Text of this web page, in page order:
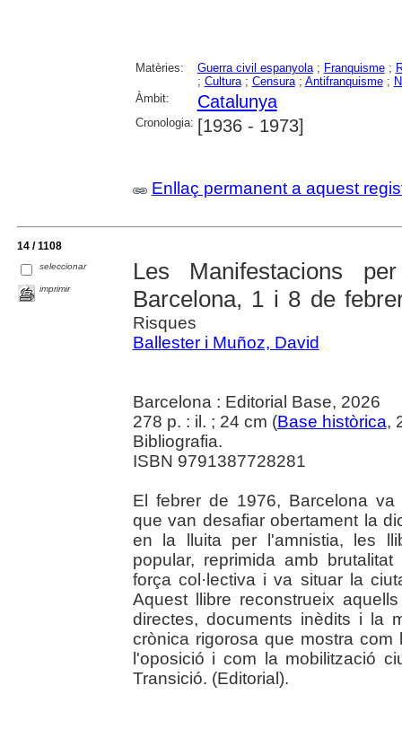
Matèries: Guerra civil espanyola; Franquisme;
; Cultura; Censura; Antifranquisme;
Àmbit:
Catalunya
Cronologia: [1936 - 1973]
Enllaç permanent a aquest
14 / 1108
seleccionar
imprimir
Les Manifestacions
Barcelona, 1 i 8 de
Risques
Ballester i Muñoz, David
Barcelona : Editorial Base, 2026
278 p. : il. ; 24 cm (Base històrica,
Bibliografia.
ISBN 9791387728281
El febrer de 1976, Barcelona
que van desafiar obertament la
en la lluita per l'amnistia, les
popular, reprimida amb
força col·lectiva i va situar la
Aquest llibre reconstrueix
directes, documents inèdits i la
crònica rigorosa que mostra
l'oposició i com la mobilització
Transició. (Editorial).